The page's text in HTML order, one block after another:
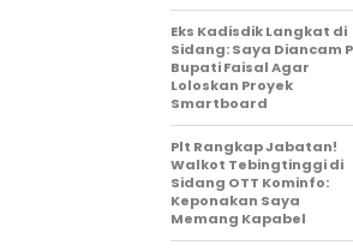
Eks Kadisdik Langkat di
Sidang: Saya Diancam
Bupati Faisal Agar
Loloskan Proyek
Smartboard
Plt Rangkap Jabatan!
Walkot Tebingtinggi di
Sidang OTT Kominfo:
Keponakan Saya
Memang Kapabel